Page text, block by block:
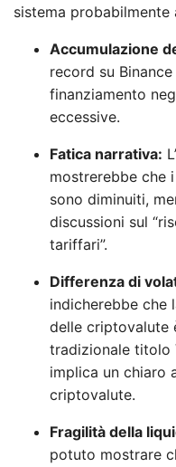
sistema
Accumulazione
record su
finanziamento
eccessive.
Fatica narrativa:
mostrerebbe che
sono diminuiti,
discussioni sul
tariffari”.
Differenza di
indicherebbe che
delle criptovalute
tradizionale titolo
implica un chiaro
criptovalute.
Fragilità della
potuto mostrare